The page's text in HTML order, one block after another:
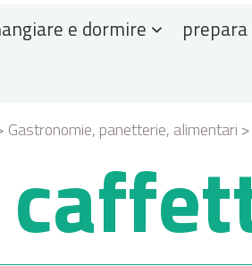
e dormire
Gastronomie, panetterie, alimentari >